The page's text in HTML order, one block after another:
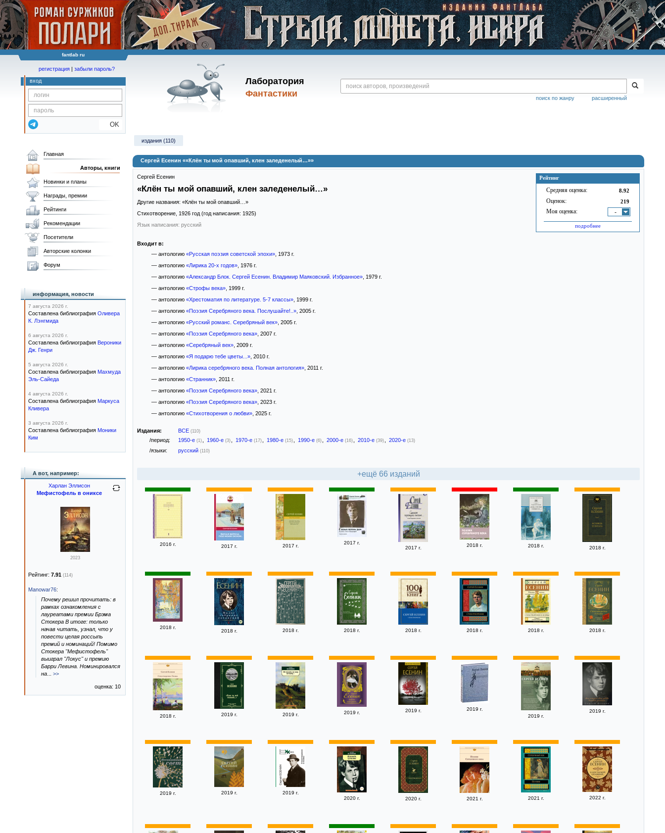
fantlab ru
Лаборатория
Фантастики
расширенный
поиск по жанру
регистрация | забыли пароль?
вход
OK
издания (110)
Сергей Есенин ««Клён ты мой опавший, клен заледенелый…»»
Рейтинг
Средняя оценка: 8.92
Оценок: 219
Моя оценка: -
подробнее
Сергей Есенин
«Клён ты мой опавший, клен заледенелый…»
Другие названия: «Клён ты мой опавший…»
Стихотворение, 1926 год (год написания: 1925)
Язык написания: русский
Входит в:
— антологию «Русская поэзия советской эпохи», 1973 г.
— антологию «Лирика 20-х годов», 1976 г.
— антологию «Александр Блок. Сергей Есенин. Владимир Маяковский. Избранное», 1979 г.
— антологию «Строфы века», 1999 г.
— антологию «Хрестоматия по литературе. 5-7 классы», 1999 г.
— антологию «Поэзия Серебряного века. Послушайте!..», 2005 г.
— антологию «Русский романс. Серебряный век», 2005 г.
— антологию «Поэзия Серебряного века», 2007 г.
— антологию «Серебряный век», 2009 г.
— антологию «Я подарю тебе цветы...», 2010 г.
— антологию «Лирика серебряного века. Полная антология», 2011 г.
— антологию «Странник», 2011 г.
— антологию «Поэзия Серебряного века», 2021 г.
— антологию «Поэзия Серебряного века», 2023 г.
— антологию «Стихотворения о любви», 2025 г.
Издания: ВСЕ (110)
/период: 1950-е (1) 1960-е (3) 1970-е (17) 1980-е (15) 1990-е (6) 2000-е (16) 2010-е (39) 2020-е (13)
/языки: русский (110)
+ещё 66 изданий
2016 г. 2017 г. 2017 г.
2017 г.
2017 г.
2018 г. 2018 г. 2018 г.
2018 г.
2018 г. 2018 г. 2018 г. 2018 г. 2018 г. 2018 г. 2018 г.
2018 г. 2019 г. 2019 г. 2019 г. 2019 г.
2019 г.
2019 г.
2019 г.
2019 г. 2019 г.
2019 г.
2020 г.
2020 г. 2021 г. 2021 г. 2022 г.
Главная
Авторы, книги
Новинки и планы
Награды, премии
Рейтинги
Рекомендации
Посетители
Авторские колонки
Форум
информация, новости
7 августа 2026 г.
Составлена библиография Оливера
К. Лэнгмида
6 августа 2026 г.
Составлена библиография Вероники
Дж. Генри
5 августа 2026 г.
Составлена библиография Махмуда
Эль-Сайеда
4 августа 2026 г.
Составлена библиография Маркуса
Кливера
3 августа 2026 г.
Составлена библиография Моники
Ким
А вот, например:
Харлан Эллисон
Мефистофель в ониксе
2023
Рейтинг: 7.91 (114)
Manowar76:
Почему решил прочитать: в
рамках ознакомления с
лауреатами премии Брэма
Стокера В итоге: только
начав читать, узнал, что у
повести целая россыпь
премий и номинаций! Помимо
Стокера "Мефистофель"
выиграл "Локус" и премию
Барри Левина. Номинировался
на
>>
оценка: 10